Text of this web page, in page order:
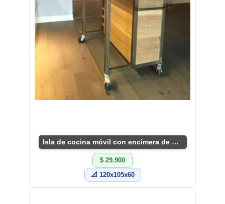
Isla de cocina móvil con encimera de madera
$ 29.900
📐 120x105x60